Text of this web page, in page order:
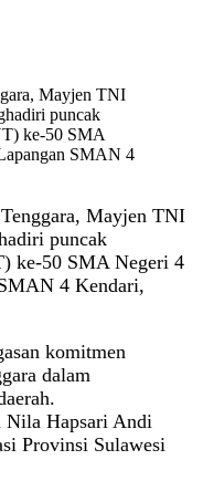
Mayjen TNI
puncak
ke-50 SMA
SMAN 4
Mayjen TNI
puncak
ke-50 SMA Negeri 4
4 Kendari,
komitmen
dalam
Nila Hapsari Andi
Provinsi Sulawesi